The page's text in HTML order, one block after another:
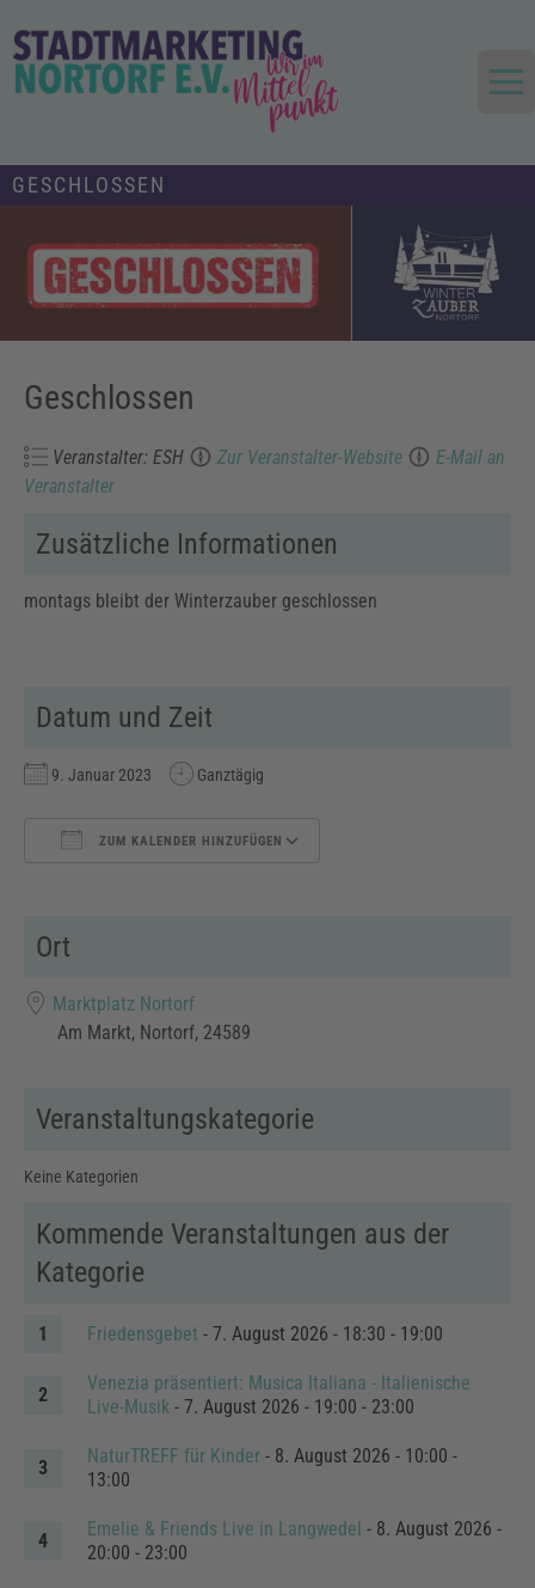
content
Stadtmarketing und Tourismus
GESCHLOSSEN
Geschlossen
Veranstalter: ESH Zur Veranstalter-Website
E-Mail an
Veranstalter
Zusätzliche Informationen
montags bleibt der Winterzauber geschlossen
Datum und Zeit
9. Januar 2023 Ganztägig
ZUM KALENDER HINZUFÜGEN
Ort
Marktplatz Nortorf
Am Markt, Nortorf, 24589
Veranstaltungskategorie
Keine Kategorien
Kommende Veranstaltungen aus der
Kategorie
Friedensgebet - 7. August 2026 - 18:30 - 19:00
Venezia präsentiert: Musica Italiana - Italienische
Live-Musik- 7. August 2026 - 19:00 - 23:00
NaturTREFF für Kinder- 8. August 2026 - 10:00 -
13:00
Emelie & Friends Live in Langwedel - 8. August 2026 -
20:00 - 23:00